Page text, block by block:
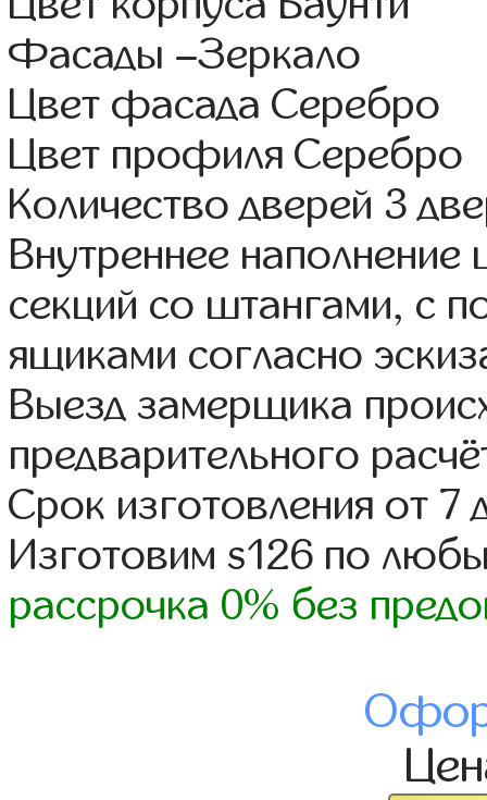
Фасады –Зеркало
Цвет фасада Серебро
Цвет профиля Серебро
Количество дверей 3
Внутреннее
секций со штангами, с
ящиками согласно
Выезд замерщика
предварительного
Срок изготовления от 7
Изготовим s126 по
рассрочка 0% без